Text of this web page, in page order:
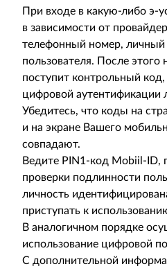
При входе в какую-либо э-
в зависимости от
телефонный номер, личный
пользователя. После этого
поступит контрольный
цифровой аутентификации
Убедитесь, что коды на
и на экране Вашего
совпадают.
Ведите PIN1-код Mobiil-ID,
проверки подлинности
личность
приступать к
В аналогичном порядке
использование цифровой
С дополнительной